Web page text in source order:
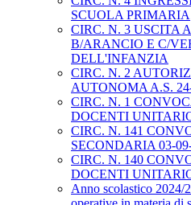
SCUOLA PRIMARIA
CIRC. N. 3 USCITA
B/ARANCIO E C/
DELL'INFANZIA
CIRC. N. 2
AUTONOMA A.S.
CIRC. N. 1
DOCENTI
CIRC. N. 141
SECONDARIA 03-
CIRC. N. 140
DOCENTI
Anno scolastico 2024/